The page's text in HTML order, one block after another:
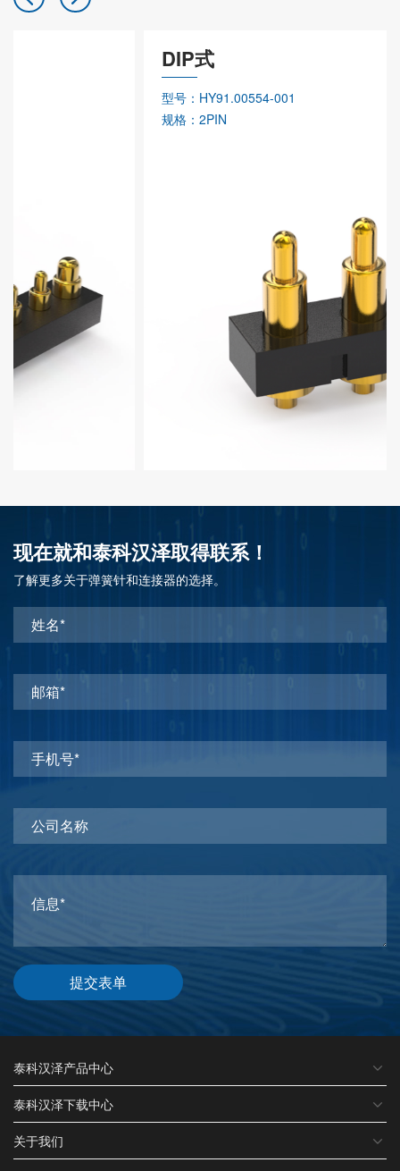
型号：HY91.00554-001
现在就和泰科汉泽取得联系！
了解更多关于弹簧针和连接器的选择。
提交表单
泰科汉泽产品中心
泰科汉泽下载中心
关于我们